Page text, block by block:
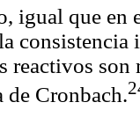
igual que en
consistencia
reactivos son
Cronbach.